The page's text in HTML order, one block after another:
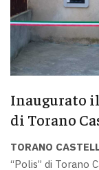
Inaugurato
di Torano
TORANO
“Polis” di Torano